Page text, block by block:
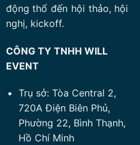
động thổ đến hội thảo, hội
nghị, kickoff.
CÔNG TY TNHH WILL
EVENT
Trụ sở: Tòa Central 2,
720A Điện Biên Phủ,
Phường 22, Bình Thạnh,
Hồ Chí Minh